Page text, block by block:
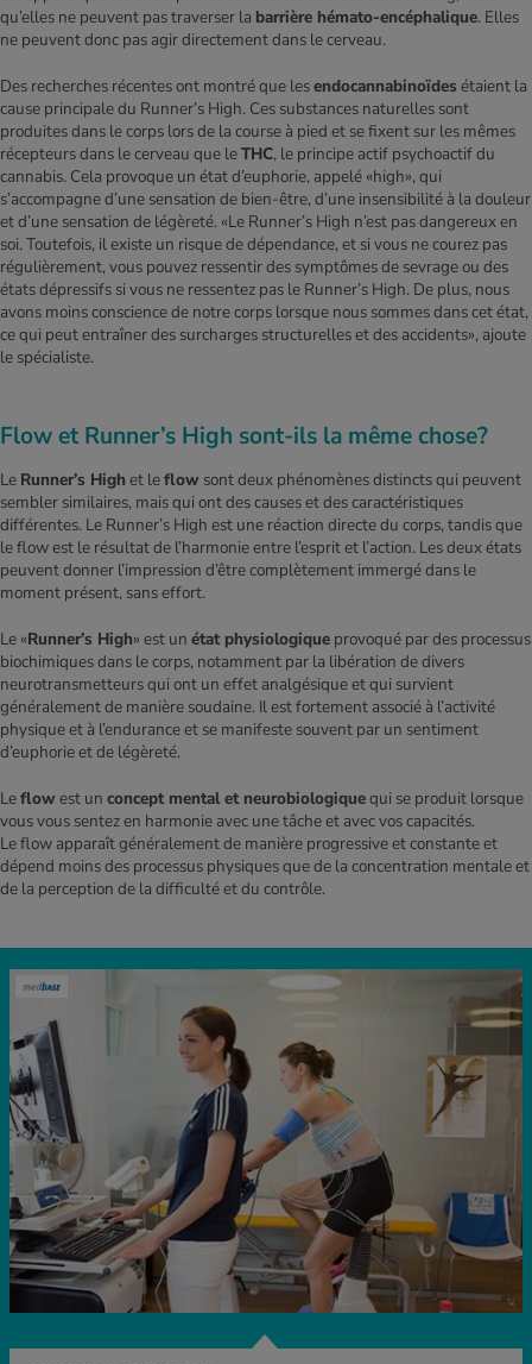
qu’elles ne peuvent pas traverser la barrière hémato-encéphalique. Elles
ne peuvent donc pas agir directement dans le cerveau.
Des recherches récentes ont montré que lesendocannabinoïdes étaient la
cause principale du Runner’s High. Ces substances naturelles sont
produites dans le corps lors de la course à pied et se fixent sur les mêmes
récepteurs dans le cerveau que leTHC, le principe actif psychoactif du
cannabis. Cela provoque un état d’euphorie, appelé «high», qui
s’accompagne d’une sensation de bien-être, d’une insensibilité à la douleur
et d’une sensation de légèreté. «Le Runner’s High n’est pas dangereux en
soi. Toutefois, il existe un risque de dépendance, et si vous ne courez pas
régulièrement, vous pouvez ressentir des symptômes de sevrage ou des
états dépressifs si vous ne ressentez pas le Runner’s High. De plus, nous
avons moins conscience de notre corps lorsque nous sommes dans cet état,
ce qui peut entraîner des surcharges structurelles et des accidents», ajoute
le spécialiste.
Flow et Runner’s High sont-ils la même chose?
Le Runner’s High et leflow sont deux phénomènes distincts qui peuvent
sembler similaires, mais qui ont des causes et des caractéristiques
différentes. Le Runner’s High est une réaction directe du corps, tandis que
le flow est le résultat de l’harmonie entre l’esprit et l’action. Les deux états
peuvent donner l’impression d’être complètement immergé dans le
moment présent, sans effort.
Le «Runner’s High» est un état physiologique provoqué par des processus
biochimiques dans le corps, notamment par la libération de divers
neurotransmetteurs qui ont un effet analgésique et qui survient
généralement de manière soudaine. Il est fortement associé à l’activité
physique et à l’endurance et se manifeste souvent par un sentiment
d’euphorie et de légèreté.
Leflowest un concept mental et neurobiologiquequi se produit lorsque
vous vous sentez en harmonie avec une tâche et avec vos capacités.
Le flow apparaît généralement de manière progressive et constante et
dépend moins des processus physiques que de la concentration mentale et
de la perception de la difficulté et du contrôle.